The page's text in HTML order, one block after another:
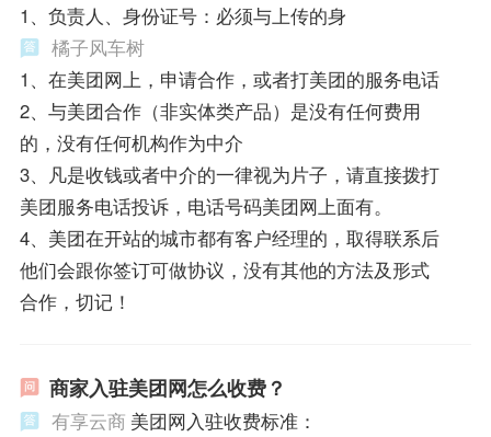
1、负责人、身份证号：必须与上传的身
橘子风车树
1、在美团网上，申请合作，或者打美团的服务电话
2、与美团合作（非实体类产品）是没有任何费用
的，没有任何机构作为中介
3、凡是收钱或者中介的一律视为片子，请直接拨打
美团服务电话投诉，电话号码美团网上面有。
4、美团在开站的城市都有客户经理的，取得联系后
他们会跟你签订可做协议，没有其他的方法及形式
合作，切记！
商家入驻美团网怎么收费？
有享云商 美团网入驻收费标准：